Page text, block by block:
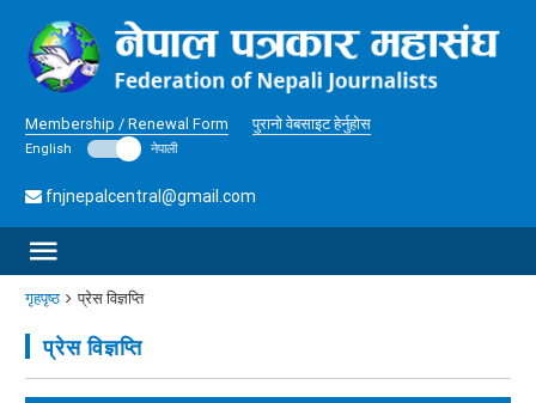
Membership / Renewal Form पुरानो वेबसाइट हेर्नुहोस
English नेपाली
fnjnepalcentral@gmail.com
गृहपृष्ठ प्रेस विज्ञप्ति
प्रेस विज्ञप्ति